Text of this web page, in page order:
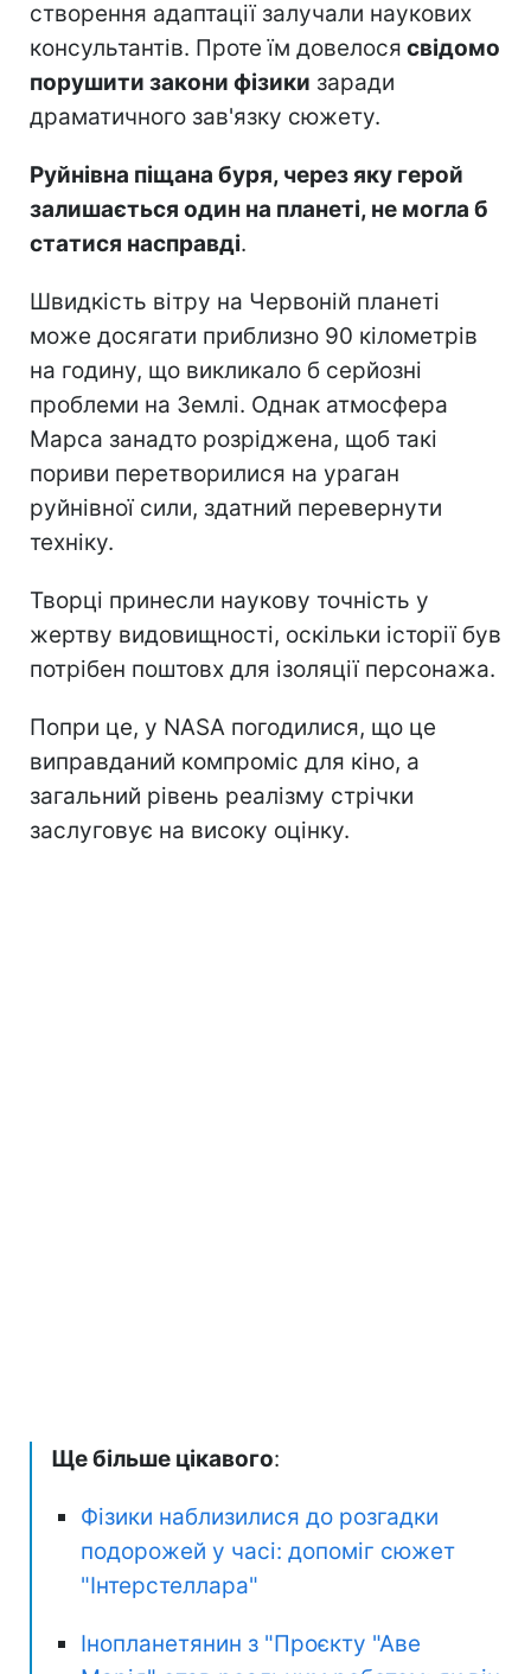
створення адаптації залучали наукових
консультантів. Проте їм довелося свідомо
порушити закони фізики заради
драматичного зав'язку сюжету.
Руйнівна піщана буря, через яку герой
залишається один на планеті, не могла б
статися насправді.
Швидкість вітру на Червоній планеті
може досягати приблизно 90 кілометрів
на годину, що викликало б серйозні
проблеми на Землі. Однак атмосфера
Марса занадто розріджена, щоб такі
пориви перетворилися на ураган
руйнівної сили, здатний перевернути
техніку.
Творці принесли наукову точність у
жертву видовищності, оскільки історії був
потрібен поштовх для ізоляції персонажа.
Попри це, у NASA погодилися, що це
виправданий компроміс для кіно, а
загальний рівень реалізму стрічки
заслуговує на високу оцінку.
Ще більше цікавого:
Фізики наблизилися до розгадки
подорожей у часі: допоміг сюжет
"Інтерстеллара"
Інопланетянин з "Проєкту "Аве